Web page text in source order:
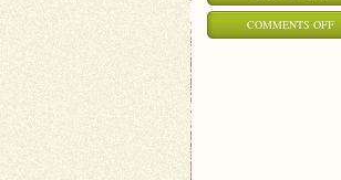
COMMENTS OFFON